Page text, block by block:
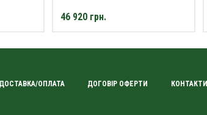
46 920 грн.
ДОСТАВКА/ОПЛАТА ДОГОВІР ОФЕРТИ КОНТАКТИ